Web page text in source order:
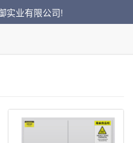
实业有限公司!